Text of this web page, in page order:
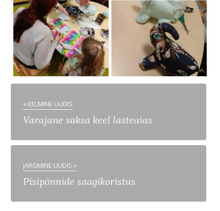
« EELMINE UUDIS
Varajane saksa keel lasteaias
JÄRGMINE UUDIS »
Pisipõnnide saagikoristus